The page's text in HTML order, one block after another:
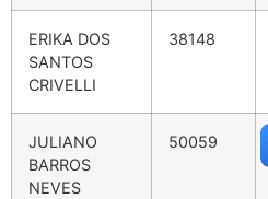
ERIKA DOS
SANTOS
CRIVELLI
38148
JULIANO
BARROS
NEVES
50059